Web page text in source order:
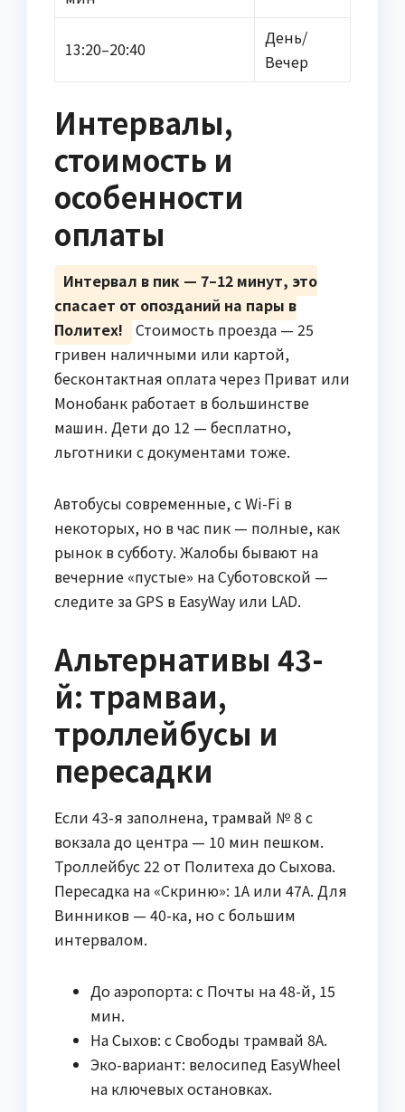
13:20–20:40
День/
Вечер
Интервалы,
стоимость и
особенности
оплаты
Интервал в пик — 7–12 минут, это
спасает от опозданий на пары в
Политех!
Стоимость проезда — 25
гривен наличными или картой,
бесконтактная оплата через Приват или
Монобанк работает в большинстве
машин. Дети до 12 — бесплатно,
льготники с документами тоже.
Автобусы современные, с Wi-Fi в
некоторых, но в час пик — полные, как
рынок в субботу. Жалобы бывают на
вечерние «пустые» на Суботовской —
следите за GPS в EasyWay или LAD.
Альтернативы 43-
й: трамваи,
троллейбусы и
пересадки
Если 43-я заполнена, трамвай № 8 с
вокзала до центра — 10 мин пешком.
Троллейбус 22 от Политеха до Сыхова.
Пересадка на «Скриню»: 1А или 47А. Для
Винников — 40-ка, но с большим
интервалом.
До аэропорта: с Почты на 48-й, 15
мин.
На Сыхов: с Свободы трамвай 8А.
Эко-вариант: велосипед EasyWheel
на ключевых остановках.